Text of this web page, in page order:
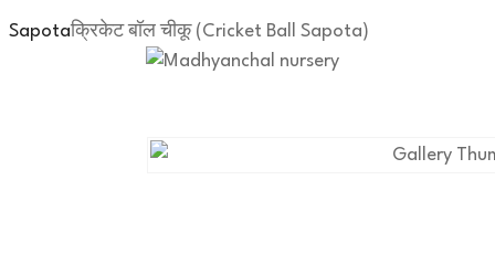
Sapotaक्रिकेट बॉल चीकू (Cricket Ball Sapota)